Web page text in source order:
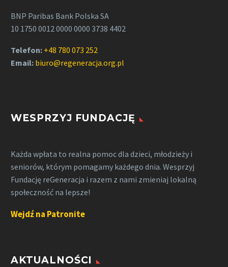
BNP Paribas Bank Polska SA
10 1750 0012 0000 0000 3738 4402
Telefon: +48 780 073 252
Email: biuro@regeneracja.org.pl
WESPRZYJ FUNDACJĘ
Każda wpłata to realna pomoc dla dzieci, młodzieży i
seniorów, którym pomagamy każdego dnia. Wesprzyj
Fundację reGeneracja i razem z nami zmieniaj lokalną
społeczność na lepsze!
Wejdź na Patronite
AKTUALNOŚCI